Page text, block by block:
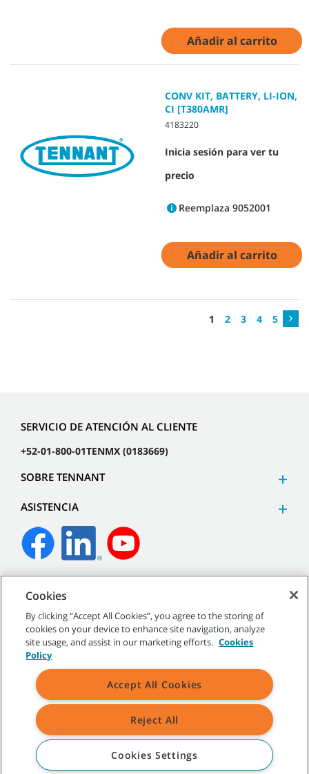
Añadir al carrito
CONV KIT, BATTERY, LI-ION,
CI [T380AMR]
4183220
Inicia sesión para ver tu
precio
Reemplaza 9052001
Añadir al carrito
1 2 3 4 5
SERVICIO DE ATENCIÓN AL CLIENTE
+52-01-800-01TENMX (0183669)
SOBRE TENNANT
ASISTENCIA
Mapa del sitio Políticas generales
Todas las marcas registradas y logos de Tennant son propiedad de
Tennant Company y/o sus compañías afiliadas o subsidiarias.
Cookies
By clicking “Accept All Cookies”, you agree to the storing of
cookies on your device to enhance site navigation, analyze
site usage, and assist in our marketing efforts. Cookies
Policy
Accept All Cookies
Reject All
Cookies Settings